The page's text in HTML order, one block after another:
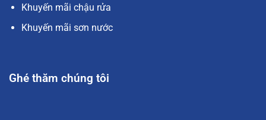
Khuyến mãi chậu rửa
Khuyến mãi sơn nước
Ghé thăm chúng tôi